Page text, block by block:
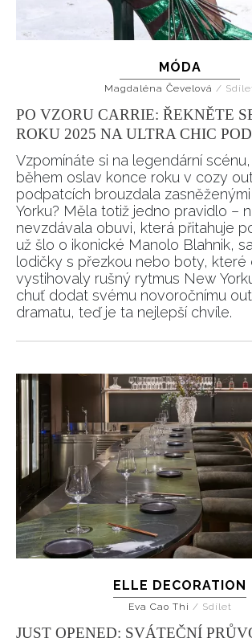
MÓDA
Magdaléna Čevelová /
PO VZORU CARRIE: ŘEKNĚTE
ROKU 2025 NA ULTRA CHIC
Vzpomínáte si na legendární
během oslav konce roku v cozy
podpatcích brouzdala
Yorku? Měla totiž jedno pravidlo –
nevzdávala obuvi, která přitahuje
už šlo o ikonické Manolo Blahnik,
lodičky s přezkou nebo boty, které
vystihovaly rušný rytmus New
chuť dodat svému novoročnímu
dramatu, teď je ta nejlepší chvíle.
ELLE DECORATION
Eva Cao Thi / Sdílet
JUST OPENED: SVÁTEČNÍ